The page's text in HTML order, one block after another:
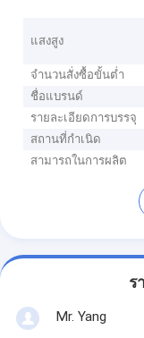
แสงสูง
จำนวนสั่งซื้อขั้นต่ำ
ชื่อแบรนด์
รายละเอียดการบรรจุ
สถานที่กำเนิด
สามารถในการผลิต
ร
Mr. Yang